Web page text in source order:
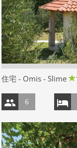
住宅 - Omis - Slime
6